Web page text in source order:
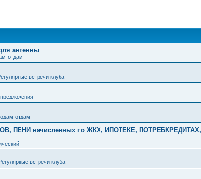
антенны
отдам
встречи клуба
предложения
отдам
ПЕНИ начисленных по ЖКХ, ИПОТЕКЕ, ПОТРЕБКРЕДИТАХ,
встречи клуба